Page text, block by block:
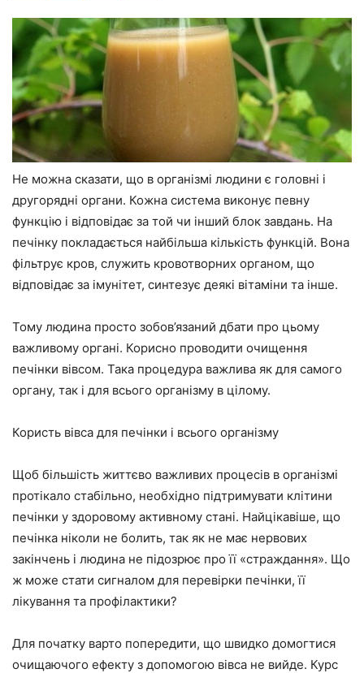
Не можна сказати, що в організмі людини є головні і
другорядні органи. Кожна система виконує певну
функцію і відповідає за той чи інший блок завдань. На
печінку покладається найбільша кількість функцій. Вона
фільтрує кров, служить кровотворних органом, що
відповідає за імунітет, синтезує деякі вітаміни та інше.
Тому людина просто зобов’язаний дбати про цьому
важливому органі. Корисно проводити очищення
печінки вівсом. Така процедура важлива як для самого
органу, так і для всього організму в цілому.
Користь вівса для печінки і всього організму
Щоб більшість життєво важливих процесів в організмі
протікало стабільно, необхідно підтримувати клітини
печінки у здоровому активному стані. Найцікавіше, що
печінка ніколи не болить, так як не має нервових
закінчень і людина не підозрює про її «страждання». Що
ж може стати сигналом для перевірки печінки, її
лікування та профілактики?
Для початку варто попередити, що швидко домогтися
очищаючого ефекту з допомогою вівса не вийде. Курс